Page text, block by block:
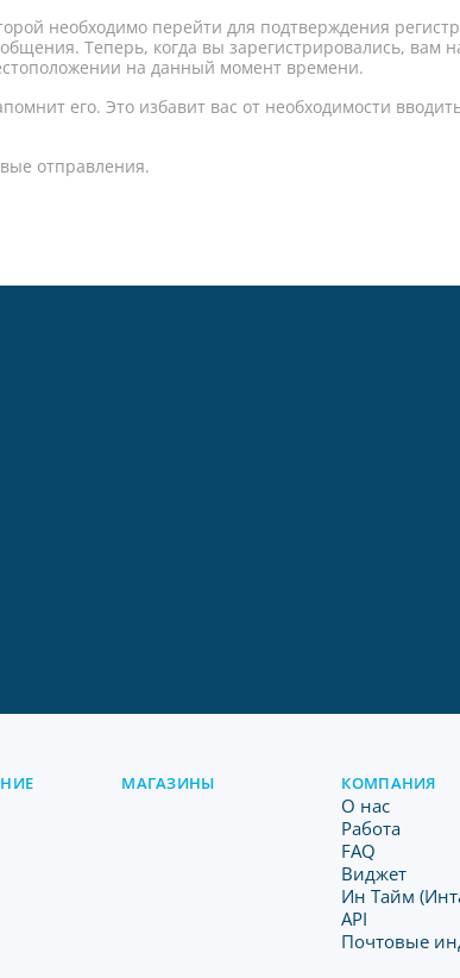
необходимо перейти для подтверждения
Теперь, когда вы зарегистрировались, вам
на данный момент времени.
его. Это избавит вас от необходимости
отправления.
МАГАЗИНЫ КОМПАНИЯ
O нас
Работа
FAQ
Виджет
Ин Тайм
API
Почтовые